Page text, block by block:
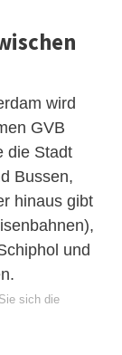
wird
GVB
die Stadt
Bussen,
hinaus gibt
und
sich die